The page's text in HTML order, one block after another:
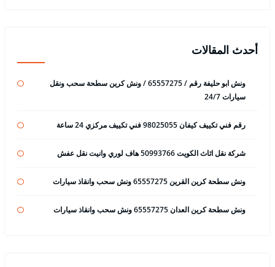
أحدث المقالات
ونش ابو حليفة رقم / 65557275 / ونش كرين سطحة سحب ونقل
سيارات 24/7
رقم فني تكييف كيفان 98025055 فني تكييف مركزي 24 ساعة
شركة نقل اثاث الكويت 50993766 هاف لوري وانيت نقل عفش
ونش سطحة كرين القرين 65557275 ونش سحب وانقاذ سيارات
ونش سطحة كرين العدان 65557275 ونش سحب وانقاذ سيارات